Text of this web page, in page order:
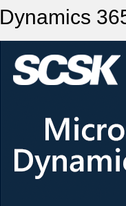
Dynamics